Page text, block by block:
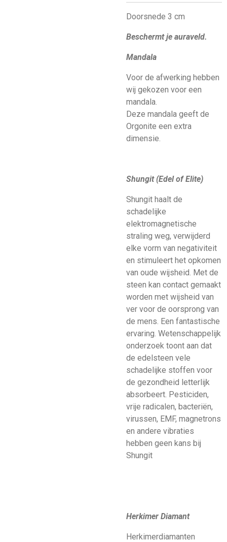
Doorsnede 3 cm
Beschermt je auraveld.
Mandala
Voor de afwerking hebben
wij gekozen voor een
mandala.
Deze mandala geeft de
Orgonite een extra
dimensie.
Shungit (Edel of Elite)
Shungit haalt de
schadelijke
elektromagnetische
straling weg, verwijderd
elke vorm van negativiteit
en stimuleert het opkomen
van oude wijsheid. Met de
steen kan contact gemaakt
worden met wijsheid van
ver voor de oorsprong van
de mens. Een fantastische
ervaring. Wetenschappelijk
onderzoek toont aan dat
de edelsteen vele
schadelijke stoffen voor
de gezondheid letterlijk
absorbeert. Pesticiden,
vrije radicalen, bacteriën,
virussen, EMF, magnetrons
en andere vibraties
hebben geen kans bij
Shungit
Herkimer Diamant
Herkimerdiamanten